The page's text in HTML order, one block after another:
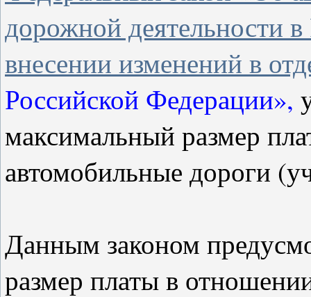
дорожной деятельности
внесении изменений в
Российской Федерации»,
максимальный размер
автомобильные дороги
Данным законом
размер платы в